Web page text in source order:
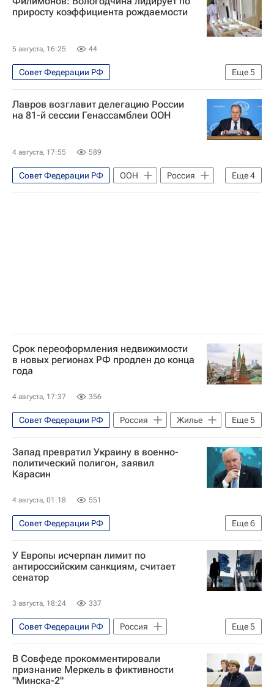
Владимир Зеленский
приросту коэффициента рождаемости
5 августа, 16:25 44
Еще5
Совет Федерации РФ
Вологодская область
Детские вопросы
Дети
Демография
Лавров возглавит делегацию России
на 81-й сессии Генассамблеи ООН
4 августа, 17:55 589
Еще4
Совет Федерации РФ ООН
Россия
Сергей Лавров
Владимир Путин
Срок переоформления недвижимости
в новых регионах РФ продлен до конца
года
4 августа, 17:37 356
Еще5
Совет Федерации РФ Россия
Жилье
Донецкая Народная Республика
Владимир Путин
Марат Хуснуллин
Госдума РФ
Запад превратил Украину в военно-
политический полигон, заявил
Карасин
4 августа, 01:18 551
Еще6
Совет Федерации РФ
Специальная военная операция на Украине
Украина
Россия
Григорий Карасин
У Европы исчерпан лимит по
антироссийским санкциям, считает
сенатор
3 августа, 18:24 337
Еще5
Совет Федерации РФ
Россия
Европа
Москва
Владимир Путин
Владимир Джабаров
В мире
В Совфеде прокомментировали
признание Меркель в фиктивности
"Минска-2"